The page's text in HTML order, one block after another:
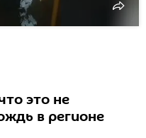
это не
в регионе